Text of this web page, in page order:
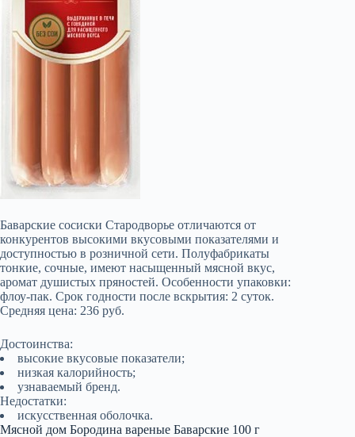
Баварские сосиски Стародворье отличаются от
конкурентов высокими вкусовыми показателями и
доступностью в розничной сети. Полуфабрикаты
тонкие, сочные, имеют насыщенный мясной вкус,
аромат душистых пряностей. Особенности упаковки:
флоу-пак. Срок годности после вскрытия: 2 суток.
Средняя цена: 236 руб.
Достоинства:
высокие вкусовые показатели;
низкая калорийность;
узнаваемый бренд.
Недостатки:
искусственная оболочка.
Мясной дом Бородина вареные Баварские 100 г